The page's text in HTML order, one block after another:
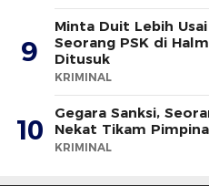
9
Minta Duit Lebih
Seorang PSK di
Ditusuk
KRIMINAL
10
Gegara Sanksi,
Nekat Tikam
KRIMINAL